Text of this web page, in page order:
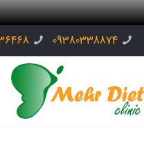
09380338874